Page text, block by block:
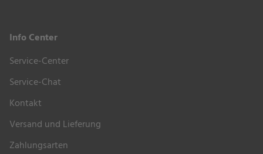
Info Center
Service-Center
Service-Chat
Kontakt
Versand und Lieferung
Zahlungsarten